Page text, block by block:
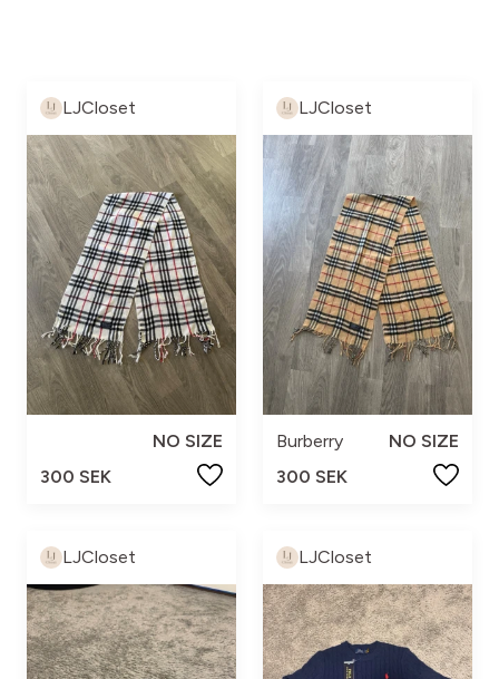
LJCloset
NO SIZE
300 SEK
LJCloset
Burberry
NO SIZE
300 SEK
LJCloset LJCloset